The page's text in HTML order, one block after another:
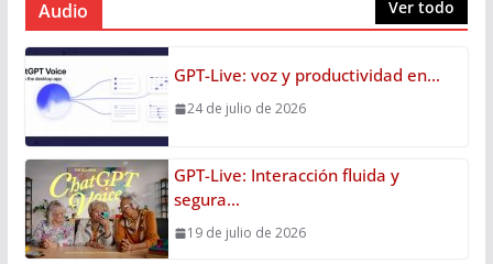
Audio Ver todo
GPT-Live: voz y productividad en…
24 de julio de 2026
GPT-Live: Interacción fluida y
segura…
19 de julio de 2026